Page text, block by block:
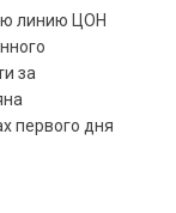
линию ЦОН
за
первого дня